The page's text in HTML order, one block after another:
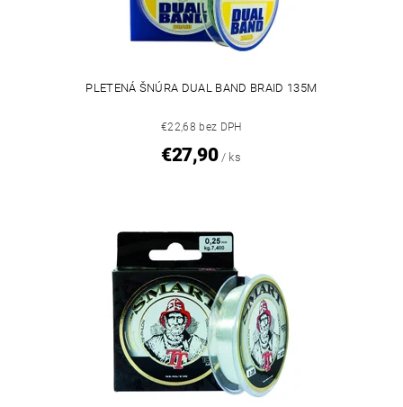
PLETENÁ ŠNÚRA DUAL BAND BRAID 135M
€22,68 bez DPH
€27,90 / ks